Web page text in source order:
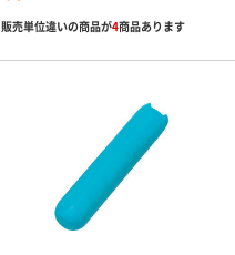
販売単位違いの商品が4商品あります